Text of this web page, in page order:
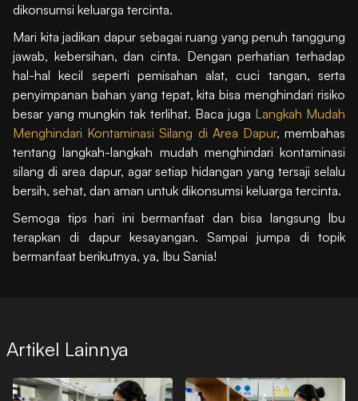
dikonsumsi keluarga tercinta.
Mari kita jadikan dapur sebagai ruang yang penuh tanggung
jawab, kebersihan, dan cinta. Dengan perhatian terhadap
hal-hal kecil seperti pemisahan alat, cuci tangan, serta
penyimpanan bahan yang tepat, kita bisa menghindari risiko
besar yang mungkin tak terlihat. Baca juga Langkah Mudah
Menghindari Kontaminasi Silang di Area Dapur, membahas
tentang langkah-langkah mudah menghindari kontaminasi
silang di area dapur, agar setiap hidangan yang tersaji selalu
bersih, sehat, dan aman untuk dikonsumsi keluarga tercinta.
Semoga tips hari ini bermanfaat dan bisa langsung Ibu
terapkan di dapur kesayangan. Sampai jumpa di topik
bermanfaat berikutnya, ya, Ibu Sania!
Artikel Lainnya